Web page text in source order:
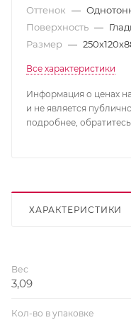
Оттенок —
Поверхность —
Размер —
Все характеристики
Информация о ценах
и не является
подробнее,
ХАРАКТЕРИСТИКИ
Вес
3,09
Кол-во в упаковке